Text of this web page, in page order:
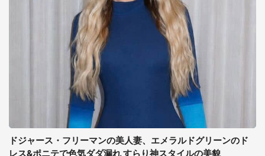
ドジャース・フリーマンの美人妻、エメラルドグリーンのド
レス&ポニテで色気ダダ漏れ すらり神スタイルの美貌